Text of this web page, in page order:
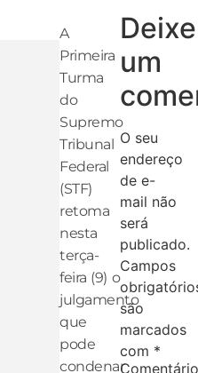
A
Primeira
Turma
do
Supremo
Tribunal
Federal
(STF)
retoma
nesta
terça-
feira (9) o
julgamento
que
pode
condenar
Deixe
um
O seu
endereço
de e-
mail não
será
publicado.
Campos
são
marcados
com *
Comentário